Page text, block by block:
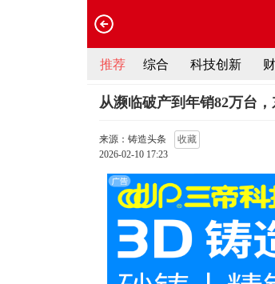
推荐 综合 科技创新
从濒临破产到年销82万台
来源：铸造头条
收藏
2026-02-10 17:23